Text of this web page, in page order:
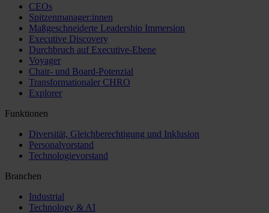
CEOs
Spitzenmanager:innen
Maßgeschneiderte Leadership Immersion
Executive Discovery
Durchbruch auf Executive-Ebene
Voyager
Chair- und Board-Potenzial
Transformationaler CHRO
Explorer
Funktionen
Diversität, Gleichberechtigung und Inklusion
Personalvorstand
Technologievorstand
Branchen
Industrial
Technology & AI